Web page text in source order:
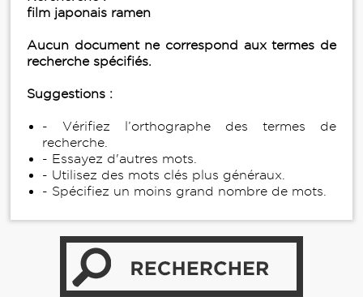
film japonais ramen
Aucun document ne correspond aux termes de
recherche spécifiés.
Suggestions :
- Vérifiez l’orthographe des termes de
recherche.
- Essayez d'autres mots.
- Utilisez des mots clés plus généraux.
- Spécifiez un moins grand nombre de mots.